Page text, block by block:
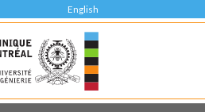
English